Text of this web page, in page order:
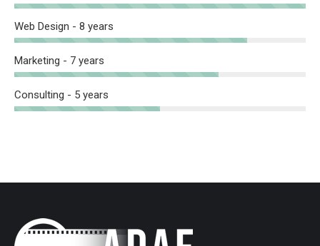
Web Design - 8 years
Marketing - 7 years
Consulting - 5 years